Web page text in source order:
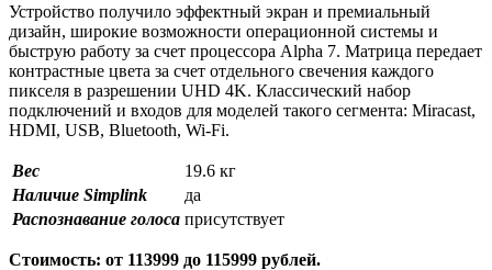
Устройство получило эффектный экран и премиальный
дизайн, широкие возможности операционной системы и
быструю работу за счет процессора Alpha 7. Матрица передает
контрастные цвета за счет отдельного свечения каждого
пикселя в разрешении UHD 4K. Классический набор
подключений и входов для моделей такого сегмента: Miracast,
HDMI, USB, Bluetooth, Wi-Fi.
Вес
19.6 кг
Наличие Simplink
да
Распознавание голоса присутствует
Стоимость: от 113999 до 115999 рублей.